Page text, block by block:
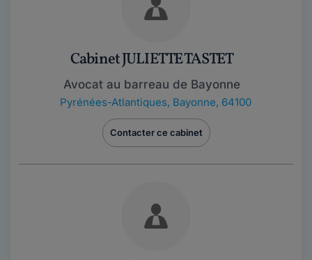
Cabinet JULIETTE TASTET
Avocat au barreau de Bayonne
Pyrénées-Atlantiques, Bayonne, 64100
Contacter ce cabinet